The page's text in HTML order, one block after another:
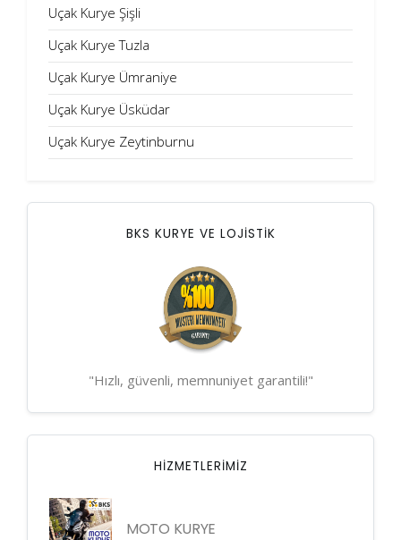
Uçak Kurye Şişli
Uçak Kurye Tuzla
Uçak Kurye Ümraniye
Uçak Kurye Üsküdar
Uçak Kurye Zeytinburnu
BKS KURYE VE LOJİSTİK
"Hızlı, güvenli, memnuniyet garantili!"
HIZMETLERIMIZ
MOTO KURYE